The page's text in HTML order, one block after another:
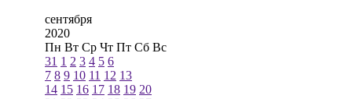
сентября
2020
Пн Вт Ср Чт Пт Сб Вс
31 1 2 3 4 5 6
7 8 9 10 11 12 13
14 15 16 17 18 19 20